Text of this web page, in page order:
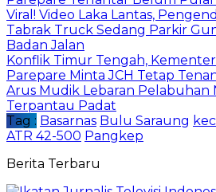
Viral! Video Laka Lantas,
Tabrak Truck Sedang Parkir
Badan Jalan
Konflik Timur Tengah,
Parepare Minta JCH Tetap
Arus Mudik Lebaran Pelabuhan
Terpantau Padat
Tag : Basarnas Bulu Saraung
ATR 42-500 Pangkep
Berita Terbaru